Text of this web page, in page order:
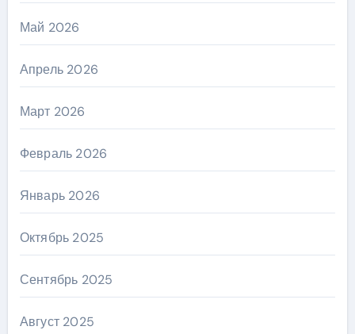
Май 2026
Апрель 2026
Март 2026
Февраль 2026
Январь 2026
Октябрь 2025
Сентябрь 2025
Август 2025